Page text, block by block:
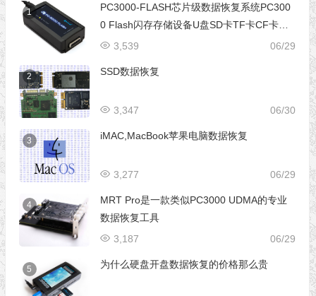
1
PC3000-FLASH芯片级数据恢复系统PC300
0 Flash闪存存储设备U盘SD卡TF卡CF卡芯
片级数据恢复设备
06/29
3,539
2 SSD数据恢复
06/30
3,347
3 iMAC,MacBook苹果电脑数据恢复
06/29
3,277
4
MRT Pro是一款类似PC3000 UDMA的专业
数据恢复工具
06/29
3,187
5 为什么硬盘开盘数据恢复的价格那么贵